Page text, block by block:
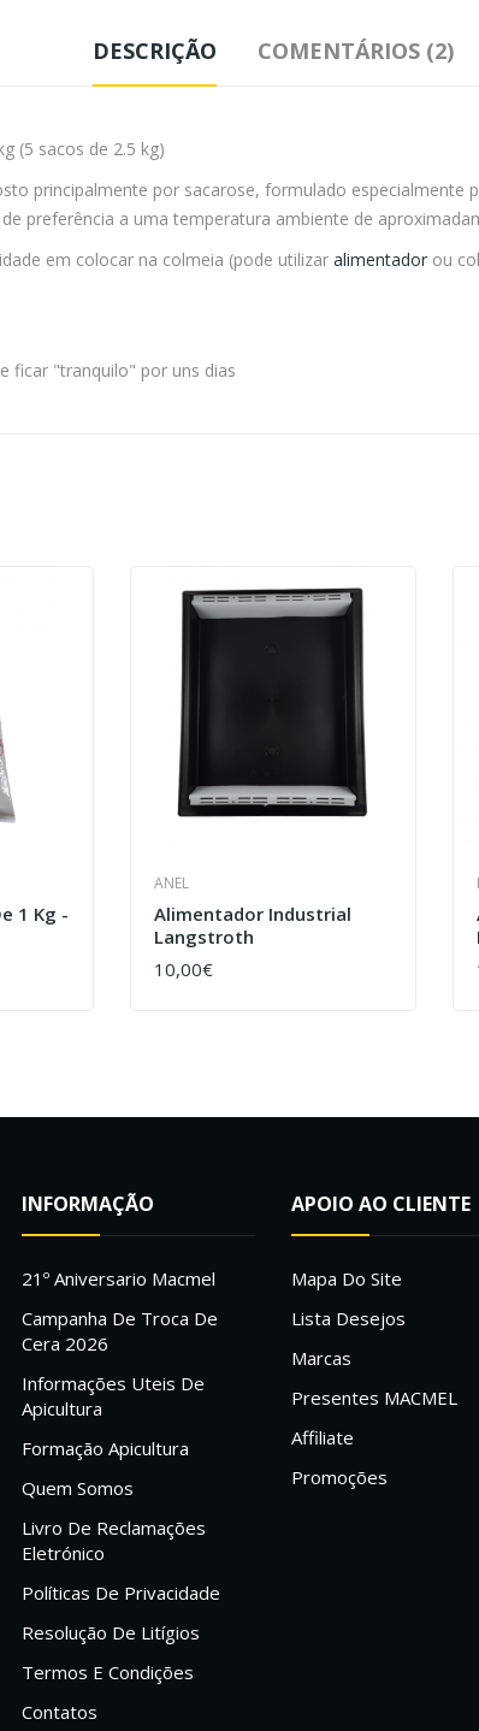
DESCRIÇÃO COMENTÁRIOS (2)
(5 sacos de 2.5 kg)
principalmente por sacarose, formulado especialmente
preferência a uma temperatura ambiente de
em colocar na colmeia (pode utilizar alimentador ou
ficar "tranquilo" por uns dias
1 Kg -
ANEL
Alimentador Industrial
Langstroth
10,00€
COMPRAR
INFORMAÇÃO
21º Aniversario Macmel
Campanha De Troca De
Cera 2026
Informações Uteis De
Apicultura
Formação Apicultura
Quem Somos
Livro De Reclamações
Eletrónico
Políticas De Privacidade
Resolução De Litígios
Termos E Condições
Contatos
APOIO AO CLIENTE
Mapa Do Site
Lista Desejos
Marcas
Presentes MACMEL
Affiliate
Promoções